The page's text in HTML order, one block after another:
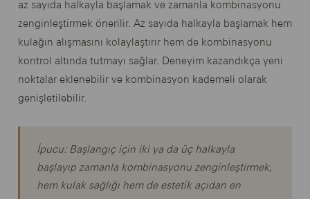
az sayıda halkayla başlamak ve zamanla kombinasyonu
zenginleştirmek önerilir. Az sayıda halkayla başlamak hem
kulağın alışmasını kolaylaştırır hem de kombinasyonu
kontrol altında tutmayı sağlar. Deneyim kazandıkça yeni
noktalar eklenebilir ve kombinasyon kademeli olarak
genişletilebilir.
İpucu: Başlangıç için iki ya da üç halkayla
başlayıp zamanla kombinasyonu zenginleştirmek,
hem kulak sağlığı hem de estetik açıdan en